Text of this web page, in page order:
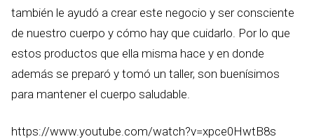
también le ayudó a crear este negocio y ser consciente
de nuestro cuerpo y cómo hay que cuidarlo. Por lo que
estos productos que ella misma hace y en donde
además se preparó y tomó un taller, son buenísimos
para mantener el cuerpo saludable.
https://www.youtube.com/watch?v=xpce0HwtB8s